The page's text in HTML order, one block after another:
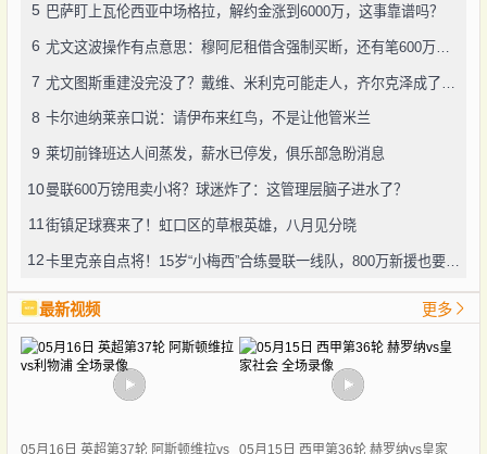
5 巴萨盯上瓦伦西亚中场格拉，解约金涨到6000万，这事靠谱吗？
6
7
8 卡尔迪纳莱亲口说：请伊布来红鸟，不是让他管米兰
9 莱切前锋班达人间蒸发，薪水已停发，俱乐部急盼消息
10曼联600万镑甩卖小将？球迷炸了：这管理层脑子进水了？
11街镇足球赛来了！虹口区的草根英雄，八月见分晓
12 卡里克亲自点将！15岁“小梅西”合练曼联一线队，800万新援也要露脸
最新视频 更多
05月16日 英超第37轮 阿斯顿维拉vs
05月15日 西甲第36轮 赫罗纳vs皇家